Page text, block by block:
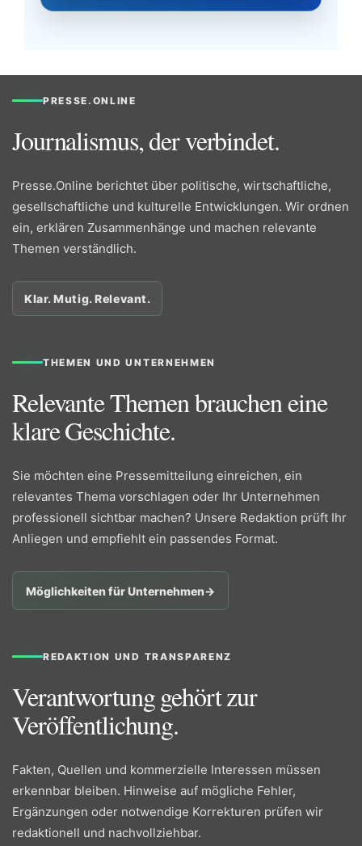
PRESSE.ONLINE
Journalismus, der verbindet.
Presse.Online berichtet über politische, wirtschaftliche,
gesellschaftliche und kulturelle Entwicklungen. Wir ordnen
ein, erklären Zusammenhänge und machen relevante
Themen verständlich.
Klar. Mutig. Relevant.
THEMEN UND UNTERNEHMEN
Relevante Themen brauchen eine
klare Geschichte.
Sie möchten eine Pressemitteilung einreichen, ein
relevantes Thema vorschlagen oder Ihr Unternehmen
professionell sichtbar machen? Unsere Redaktion prüft Ihr
Anliegen und empfiehlt ein passendes Format.
Möglichkeiten für Unternehmen→
REDAKTION UND TRANSPARENZ
Verantwortung gehört zur
Veröffentlichung.
Fakten, Quellen und kommerzielle Interessen müssen
erkennbar bleiben. Hinweise auf mögliche Fehler,
Ergänzungen oder notwendige Korrekturen prüfen wir
redaktionell und nachvollziehbar.